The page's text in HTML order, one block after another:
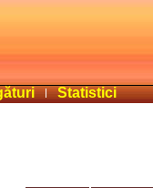
Statistici